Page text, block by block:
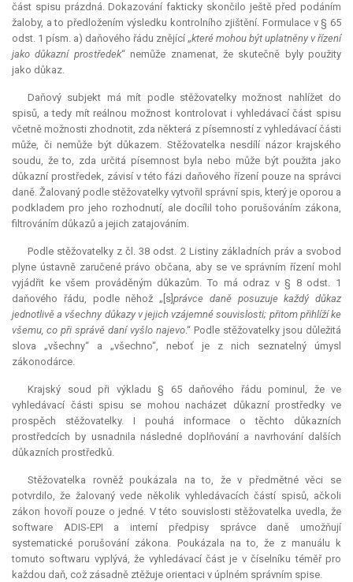
část spisu prázdná. Dokazování fakticky skončilo ještě před podáním
žaloby, a to předložením výsledku kontrolního zjištění. Formulace v § 65
odst. 1 písm. a) daňového řádu znějící „které mohou být uplatněny v řízení
jako důkazní prostředek“ nemůže znamenat, že skutečně byly použity
jako důkaz.
Daňový subjekt má mít podle stěžovatelky možnost nahlížet do
spisů, a tedy mít reálnou možnost kontrolovat i vyhledávací část spisu
včetně možnosti zhodnotit, zda některá z písemností z vyhledávací části
může, či nemůže být důkazem. Stěžovatelka nesdílí názor krajského
soudu, že to, zda určitá písemnost byla nebo může být použita jako
důkazní prostředek, závisí v této fázi daňového řízení pouze na správci
daně. Žalovaný podle stěžovatelky vytvořil správní spis, který je oporou a
podkladem pro jeho rozhodnutí, ale docílil toho porušováním zákona,
filtrováním důkazů a jejich zatajováním.
Podle stěžovatelky z čl. 38 odst. 2 Listiny základních práv a svobod
plyne ústavně zaručené právo občana, aby se ve správním řízení mohl
vyjádřit ke všem prováděným důkazům. To má odraz v § 8 odst. 1
daňového řádu, podle něhož „[s] právce daně posuzuje každý důkaz
jednotlivě a všechny důkazy v jejich vzájemné souvislosti; přitom přihlíží ke
všemu, co při správě daní vyšlo najevo.“ Podle stěžovatelky jsou důležitá
slova „všechny“ a „všechno“, neboť je z nich seznatelný úmysl
zákonodárce.
Krajský soud při výkladu § 65 daňového řádu pominul, že ve
vyhledávací části spisu se mohou nacházet důkazní prostředky ve
prospěch stěžovatelky. I pouhá informace o těchto důkazních
prostředcích by usnadnila následné doplňování a navrhování dalších
důkazních prostředků.
Stěžovatelka rovněž poukázala na to, že v předmětné věci se
potvrdilo, že žalovaný vede několik vyhledávacích částí spisů, ačkoli
zákon hovoří pouze o jedné. V této souvislosti stěžovatelka uvedla, že
software ADIS-EPI a interní předpisy správce daně umožňují
systematické porušování zákona. Poukázala na to, že z manuálu k
tomuto softwaru vyplývá, že vyhledávací část je v číselníku téměř pro
každou daň, což zásadně ztěžuje orientaci v úplném správním spise.